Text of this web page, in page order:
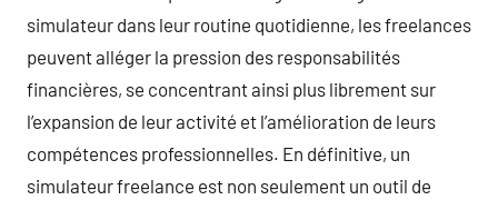
simulateur dans leur routine quotidienne, les freelances
peuvent alléger la pression des responsabilités
financières, se concentrant ainsi plus librement sur
l’expansion de leur activité et l’amélioration de leurs
compétences professionnelles. En définitive, un
simulateur freelance est non seulement un outil de